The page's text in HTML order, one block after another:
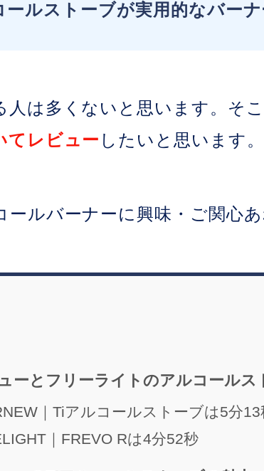
ールストーブが実用的なバー
人は多くないと思います。そ
てレビュー したいと思います。
ールバーナーに興味・ご関心
ーとフリーライトのアルコールス
｜Tiアルコールストーブは5分13
｜FREVO Rは4分52秒